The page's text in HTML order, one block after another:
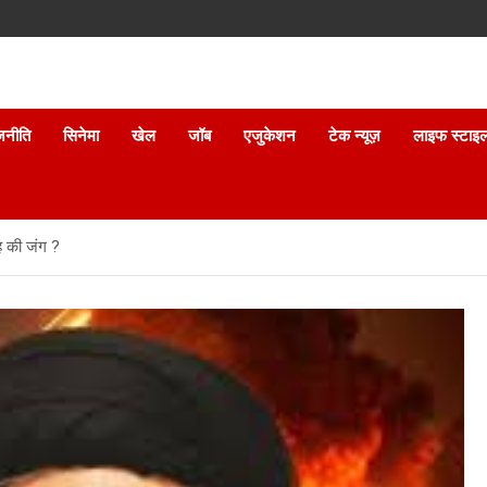
सिनेमा खेल जॉब एजुकेशन टेक न्यूज़ लाइफ
की जंग ?